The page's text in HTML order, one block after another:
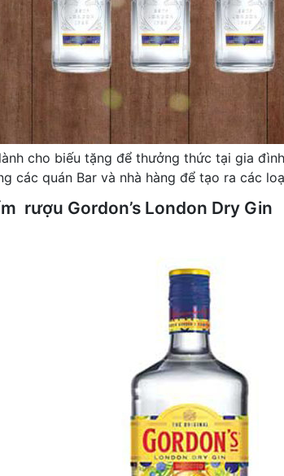
cho biếu tặng để thưởng thức tại gia
các quán Bar và nhà hàng để tạo ra các
rượu Gordon’s London Dry Gin